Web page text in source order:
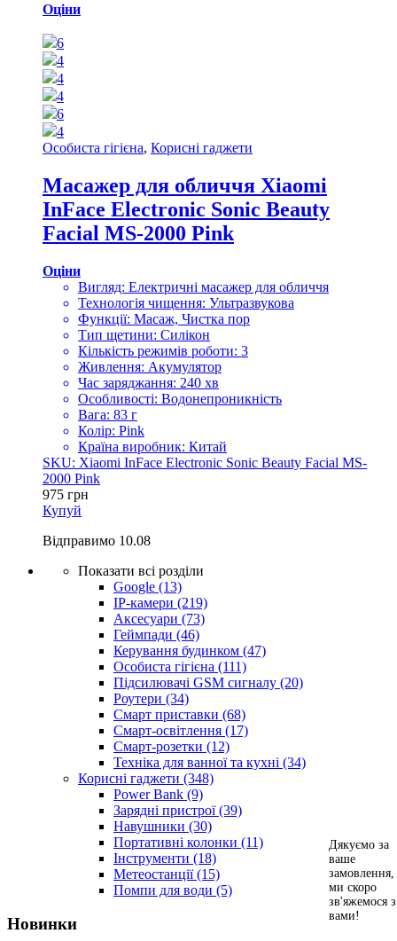
Дякуємо за
ваше
замовлення,
ми скоро
зв'яжемося з
вами!
Оціни
6
4
4
4
6
4
Особиста гігієна, Корисні гаджети
Масажер для обличчя Xiaomi
InFace Electronic Sonic Beauty
Facial MS-2000 Pink
Оціни
Вигляд: Електричні масажер для обличчя
Технологія чищення: Ультразвукова
Функції: Масаж, Чистка пор
Тип щетини: Силікон
Кількість режимів роботи: 3
Живлення: Акумулятор
Час заряджання: 240 хв
Особливості: Водонепроникність
Вага: 83 г
Колір: Pink
Країна виробник: Китай
SKU: Xiaomi InFace Electronic Sonic Beauty Facial MS-
2000 Pink
975 грн
Купуй
Відправимо 10.08
Показати всі розділи
Google (13)
IP-камери (219)
Аксесуари (73)
Геймпади (46)
Керування будинком (47)
Особиста гігієна (111)
Підсилювачі GSM сигналу (20)
Роутери (34)
Смарт приставки (68)
Смарт-освітлення (17)
Смарт-розетки (12)
Техніка для ванної та кухні (34)
Корисні гаджети (348)
Power Bank (9)
Зарядні пристрої(39)
Навушники (30)
Портативні колонки (11)
Інструменти (18)
Метеостанції(15)
Помпи для води (5)
Новинки